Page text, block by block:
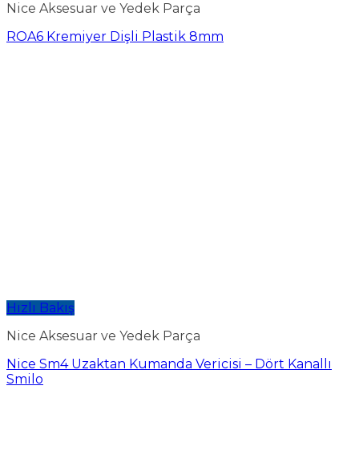
Nice Aksesuar ve Yedek Parça
ROA6 Kremiyer Dişli Plastik 8mm
Hızlı Bakış
Nice Aksesuar ve Yedek Parça
Nice Sm4 Uzaktan Kumanda Vericisi – Dört Kanallı
Smilo